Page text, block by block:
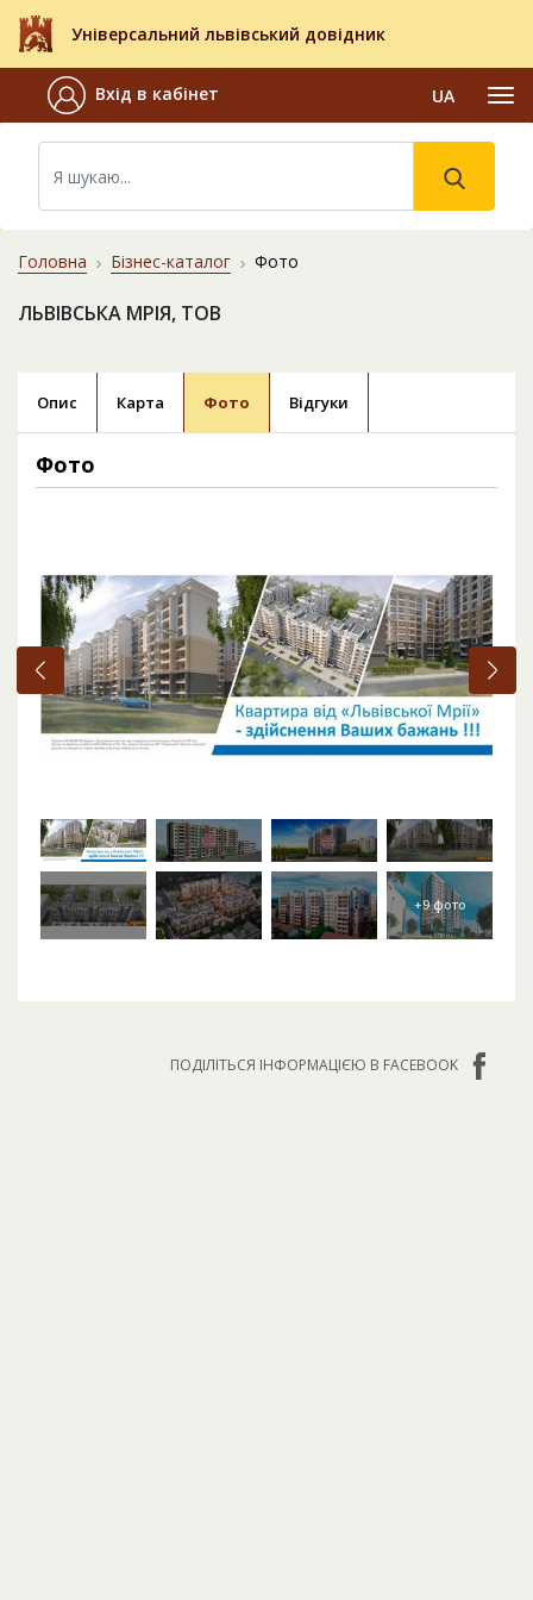
Універсальний львівський довідник
Вхід в кабінет UA
Головна Бізнес-каталог Фото
ЛЬВІВСЬКА МРІЯ, ТОВ
Опис Карта Фото Відгуки
Фото
ПОДІЛІТЬСЯ ІНФОРМАЦІЄЮ В FACEBOOK